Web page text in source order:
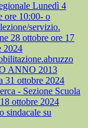
Lunedì 4
ore 10:00- o
servizio.
28 ottobre ore 17
2024
ANNO 2013
31 ottobre 2024
- Sezione Scuola
ottobre 2024
sindacale su